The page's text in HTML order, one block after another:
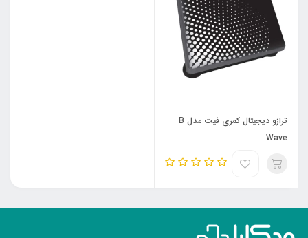
ترازو دیجیتال کمری فیت مدل B
Wave